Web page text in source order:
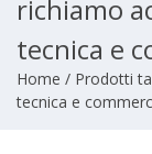
richiamo
tecnica e
Home / Prodotti
tecnica e